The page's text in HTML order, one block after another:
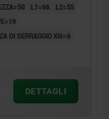
L1=66
L2=55
DI SERRAGGIO KN=6
DETTAGLI